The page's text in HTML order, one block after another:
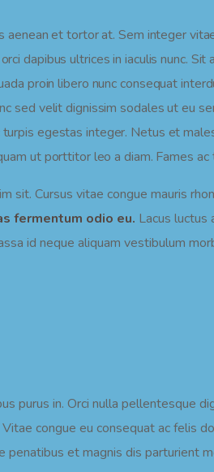
aenean et tortor at. Sem integer
dapibus ultrices in iaculis nunc.
proin libero nunc consequat
sed velit dignissim sodales ut eu
egestas integer. Netus et
ut porttitor leo a diam. Fames
sit. Cursus vitae congue mauris
fermentum odio eu. Lacus luctus
id neque aliquam vestibulum
purus in. Orci nulla pellentesque
congue eu consequat ac
penatibus et magnis dis parturient